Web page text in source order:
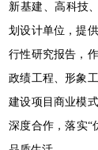
新基建、高科技
划设计单位，提
行性研究报告，
政绩工程、形象
建设项目商业模
深度合作，落实“